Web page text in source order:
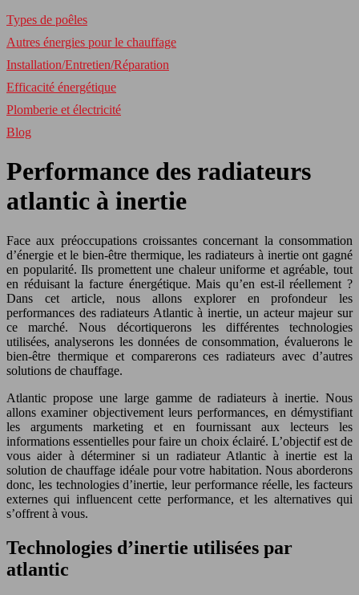
Types de poêles
Autres énergies pour le chauffage
Installation/Entretien/Réparation
Efficacité énergétique
Plomberie et électricité
Blog
Performance des radiateurs
atlantic à inertie
Face aux préoccupations croissantes concernant la consommation
d’énergie et le bien-être thermique, les radiateurs à inertie ont gagné
en popularité. Ils promettent une chaleur uniforme et agréable, tout
en réduisant la facture énergétique. Mais qu’en est-il réellement ?
Dans cet article, nous allons explorer en profondeur les
performances des radiateurs Atlantic à inertie, un acteur majeur sur
ce marché. Nous décortiquerons les différentes technologies
utilisées, analyserons les données de consommation, évaluerons le
bien-être thermique et comparerons ces radiateurs avec d’autres
solutions de chauffage.
Atlantic propose une large gamme de radiateurs à inertie. Nous
allons examiner objectivement leurs performances, en démystifiant
les arguments marketing et en fournissant aux lecteurs les
informations essentielles pour faire un choix éclairé. L’objectif est de
vous aider à déterminer si un radiateur Atlantic à inertie est la
solution de chauffage idéale pour votre habitation. Nous aborderons
donc, les technologies d’inertie, leur performance réelle, les facteurs
externes qui influencent cette performance, et les alternatives qui
s’offrent à vous.
Technologies d’inertie utilisées par
atlantic